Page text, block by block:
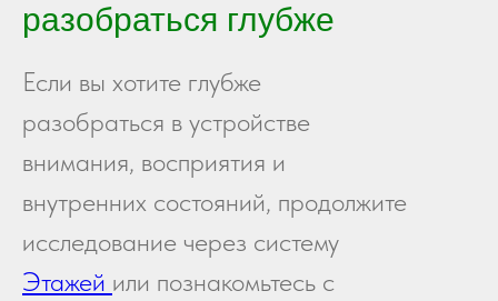
разобраться глубже
Если вы хотите глубже
разобраться в устройстве
внимания, восприятия и
внутренних состояний, продолжите
исследование через систему
Этажей или познакомьтесь с